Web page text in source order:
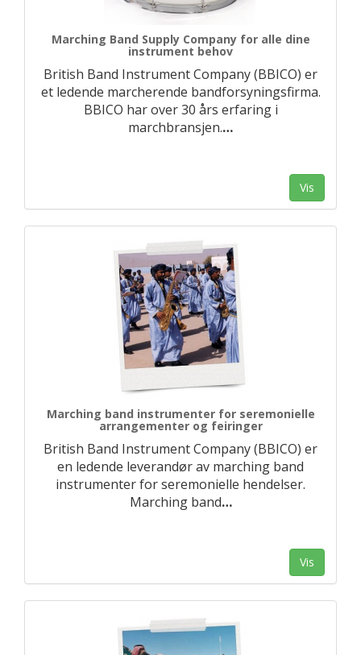
Marching Band Supply Company for alle dine
instrument behov
British Band Instrument Company (BBICO) er
et ledende marcherende bandforsyningsfirma.
BBICO har over 30 års erfaring i
marchbransjen.…
Vis
Marching band instrumenter for seremonielle
arrangementer og feiringer
British Band Instrument Company (BBICO) er
en ledende leverandør av marching band
instrumenter for seremonielle hendelser.
Marching band…
Vis